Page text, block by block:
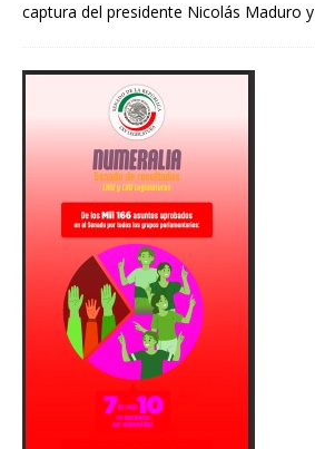
captura del presidente Nicolás Maduro y